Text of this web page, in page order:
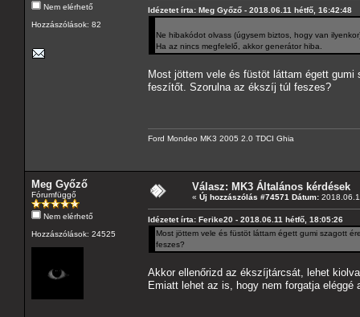
Nem elérhető
Hozzászólások: 82
Idézetet írta: Meg Győző - 2018.06.11 hétfő, 16:42:48
Ne hibakódot olvass (úgysem biztos, hogy van
Ha az nincs megfelelő, akkor generátor hiba.
Most jöttem vele és füstöt láttam égett
feszítőt. Szorulna az ékszíj túl feszes?
Ford Mondeo MK3 2005 2.0 TDCI Ghia
Meg Győző
Fórumfüggő
Nem elérhető
Hozzászólások: 24525
Válasz: MK3 Általános kérdések
« Új hozzászólás #74571 Dátum:
Idézetet írta: Ferike20 - 2018.06.11 hétfő, 18:05:26
Most jöttem vele és füstöt láttam égett gumi szagott
feszes?
Akkor ellenőrizd az ékszíjtárcsát, lehet
Emiatt lehet az is, hogy nem forgatja